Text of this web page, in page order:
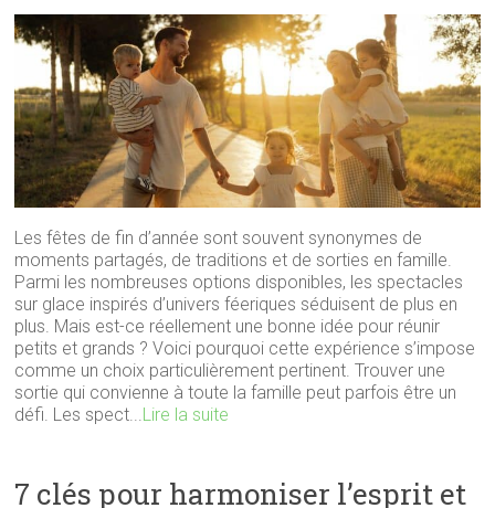
Les fêtes de fin d’année sont souvent synonymes de
moments partagés, de traditions et de sorties en famille.
Parmi les nombreuses options disponibles, les spectacles
sur glace inspirés d’univers féeriques séduisent de plus en
plus. Mais est-ce réellement une bonne idée pour réunir
petits et grands ? Voici pourquoi cette expérience s’impose
comme un choix particulièrement pertinent. Trouver une
sortie qui convienne à toute la famille peut parfois être un
défi. Les spect...Lire la suite
7 clés pour harmoniser l’esprit et